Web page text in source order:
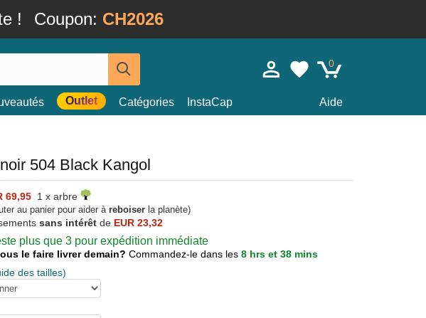
! Coupon: CH2026
0
Outlet Catégories InstaCap Aide
504 Black Kangol
69,95 1 x arbre
au panier pour aider à reboiser la planète)
sans intérêt de EUR 23,32
plus que 3 pour expédition immédiate
le faire livrer demain? Commandez-le dans les 8 hrs et 38 mins
des tailles)